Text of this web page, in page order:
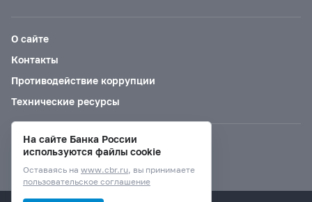
О сайте
Контакты
Противодействие коррупции
Технические ресурсы
Версия для слабовидящих
На сайте Банка России
используются файлы cookie
Оставаясь на www.cbr.ru, вы принимаете
пользовательское соглашение